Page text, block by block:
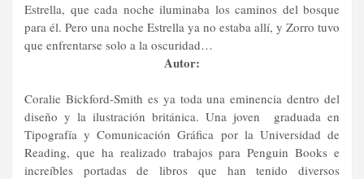
Estrella, que cada noche iluminaba los caminos del bosque
para él. Pero una noche Estrella ya no estaba allí, y Zorro tuvo
que enfrentarse solo a la oscuridad…
Autor:
Coralie Bickford-Smith es ya toda una eminencia dentro del
diseño y la ilustración británica. Una joven graduada en
Tipografía y Comunicación Gráfica por la Universidad de
Reading, que ha realizado trabajos para Penguin Books e
increíbles portadas de libros que han tenido diversos